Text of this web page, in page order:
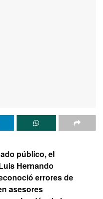
público, el
Hernando
errores de
asesores